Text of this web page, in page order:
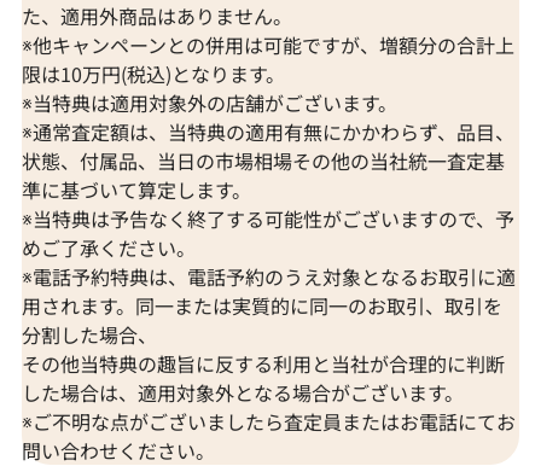
た、適用外商品はありません。
※他キャンペーンとの併用は可能ですが、増額分の合計上
限は10万円(税込)となります。
※当特典は適用対象外の店舗がございます。
※通常査定額は、当特典の適用有無にかかわらず、品目、
状態、付属品、当日の市場相場その他の当社統一査定基
準に基づいて算定します。
※当特典は予告なく終了する可能性がございますので、予
めご了承ください。
※電話予約特典は、電話予約のうえ対象となるお取引に適
用されます。同一または実質的に同一のお取引、取引を
分割した場合、
その他当特典の趣旨に反する利用と当社が合理的に判断
した場合は、適用対象外となる場合がございます。
※ご不明な点がございましたら査定員またはお電話にてお
問い合わせください。